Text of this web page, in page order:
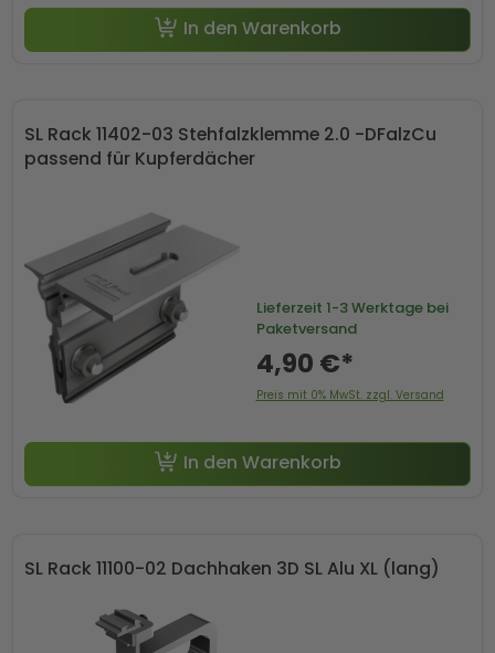
In den Warenkorb
SL Rack 11402-03 Stehfalzklemme 2.0 -DFalzCu
passend für Kupferdächer
Lieferzeit 1-3 Werktage bei
Paketversand
4,90 €*
Preis mit 0% MwSt. zzgl. Versand
In den Warenkorb
SL Rack 11100-02 Dachhaken 3D SL Alu XL (lang)